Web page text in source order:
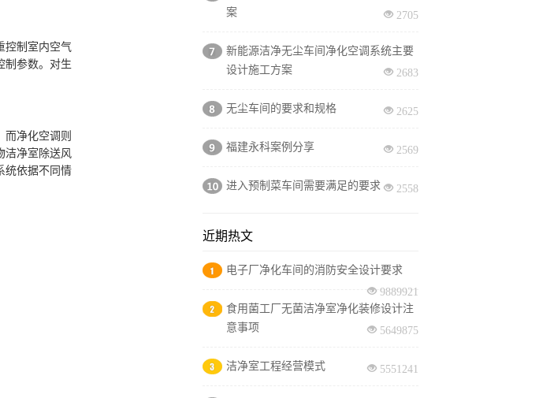
制室内空气
制参数。对生
净化空调则
洁净室除送风
统依据不同情
案
2705
新能源洁净无尘车间净化空调系统主要
设计施工方案
2683
无尘车间的要求和规格 2625
福建永科案例分享 2569
进入预制菜车间需要满足的要求 2558
近期热文
电子厂净化车间的消防安全设计要求
9889921
食用菌工厂无菌洁净室净化装修设计注
意事项
5649875
洁净室工程经营模式 5551241